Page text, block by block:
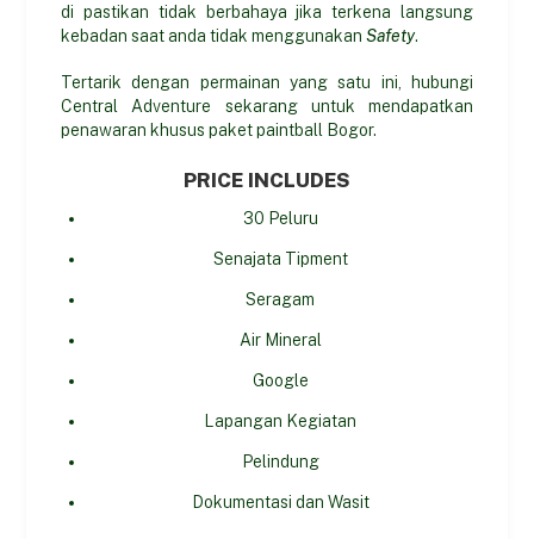
di pastikan tidak berbahaya jika terkena langsung
kebadan saat anda tidak menggunakan Safety.
Tertarik dengan permainan yang satu ini, hubungi
Central Adventure sekarang untuk mendapatkan
penawaran khusus paket paintball Bogor.
PRICE INCLUDES
30 Peluru
Senajata Tipment
Seragam
Air Mineral
Google
Lapangan Kegiatan
Pelindung
Dokumentasi dan Wasit